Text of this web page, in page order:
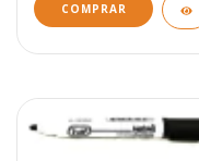
COMPRAR